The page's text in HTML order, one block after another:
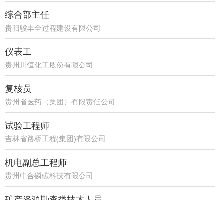
综合部主任
贵阳骏丰全过程建设有限公司
仪表工
贵州川恒化工股份有限公司
复核员
贵州省医药（集团）有限责任公司
试验工程师
吉林省路桥工程(集团)有限公司
机电副总工程师
贵州中合磷碳科技有限公司